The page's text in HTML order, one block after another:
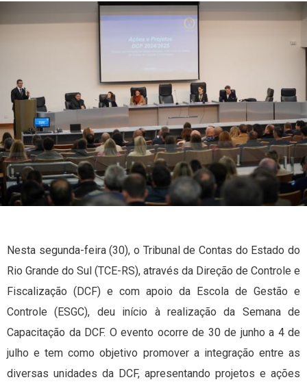
Nesta segunda-feira (30), o Tribunal de Contas do Estado do
Rio Grande do Sul (TCE-RS), através da Direção de Controle e
Fiscalização (DCF) e com apoio da Escola de Gestão e
Controle (ESGC), deu início à realização da Semana de
Capacitação da DCF. O evento ocorre de 30 de junho a 4 de
julho e tem como objetivo promover a integração entre as
diversas unidades da DCF, apresentando projetos e ações